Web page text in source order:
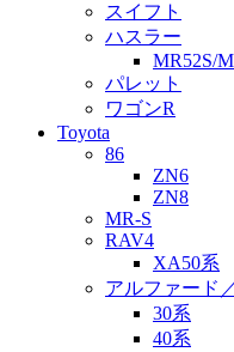
スイフト
ハスラー
MR52S/
パレット
ワゴンR
Toyota
86
ZN6
ZN8
MR-S
RAV4
XA50系
アルファード
30系
40系